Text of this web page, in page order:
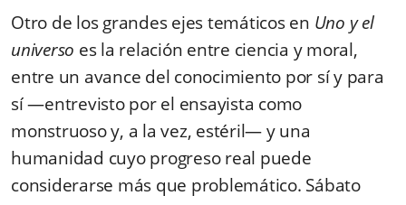
Otro de los grandes ejes temáticos en Uno y el
universo es la relación entre ciencia y moral,
entre un avance del conocimiento por sí y para
sí —entrevisto por el ensayista como
monstruoso y, a la vez, estéril— y una
humanidad cuyo progreso real puede
considerarse más que problemático. Sábato